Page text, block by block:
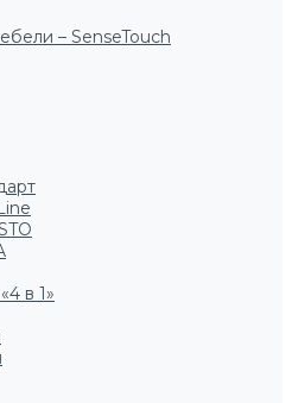
– SenseTouch
в 1»